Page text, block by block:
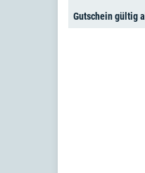
Gutschein gültig